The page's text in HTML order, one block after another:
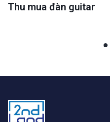
Thu mua đàn guitar